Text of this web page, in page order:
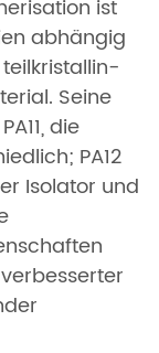
ist
abhängig
Seine
die
PA12
Isolator und